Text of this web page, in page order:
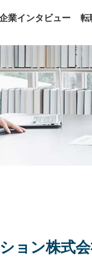
業インタビュー 転
ョン株式会